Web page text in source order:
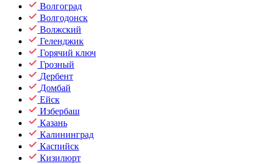
Волгоград
Волгодонск
Волжский
Геленджик
Горячий ключ
Грозный
Дербент
Домбай
Ейск
Избербаш
Казань
Калининград
Каспийск
Кизилюрт